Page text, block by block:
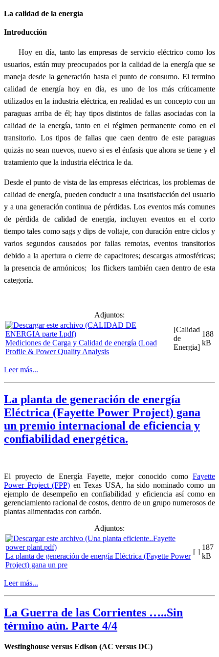
La calidad de la energía
Introducción
Hoy en día, tanto las empresas de servicio eléctrico como los
usuarios, están muy preocupados por la calidad de la energía que se
maneja desde la generación hasta el punto de consumo. El termino
calidad de energía hoy en día, es uno de los más críticamente
utilizados en la industria eléctrica, en realidad es un concepto con un
paraguas arriba de él; hay tipos distintos de fallas asociadas con la
calidad de la energía, tanto en el régimen permanente como en el
transitorio. Los tipos de fallas que caen dentro de este paraguas
quizás no sean nuevos, nuevo si es el énfasis que ahora se tiene y el
tratamiento que la industria eléctrica le da.
Desde el punto de vista de las empresas eléctricas, los problemas de
calidad de energía, pueden conducir a una insatisfacción del usuario
y a una generación continua de pérdidas. Los eventos más comunes
de pérdida de calidad de energía, incluyen eventos en el corto
tiempo tales como sags y dips de voltaje, con duración entre ciclos y
varios segundos causados por fallas remotas, eventos transitorios
debido a la apertura o cierre de capacitores; descargas atmosféricas;
la presencia de armónicos; los flickers también caen dentro de esta
categoría.
Adjuntos:
Mediciones de Carga y Calidad de energía (Load
Profile & Power Quality Analysis
[Calidad
de
Energia]
188
kB
Leer más...
La planta de generación de energía
Eléctrica (Fayette Power Project) gana
un premio internacional de eficiencia y
confiabilidad energética.
El proyecto de Energía Fayette, mejor conocido como Fayette
Power Project (FPP) en Texas USA, ha sido nominado como un
ejemplo de desempeño en confiabilidad y eficiencia así como en
gerenciamiento racional de costos, dentro de un grupo numerosos de
plantas alimentadas con carbón.
Adjuntos:
La planta de generación de energía Eléctrica (Fayette Power
Project) gana un pre
[ ]
187
kB
Leer más...
La Guerra de las Corrientes …..Sin
término aún. Parte 4/4
Westinghouse versus Edison (AC versus DC)